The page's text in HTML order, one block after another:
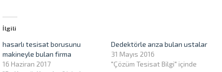
İlgili
hasarlı tesisat borusunu
makineyle bulan firma
16 Haziran 2017
Dedektörle arıza bulan ustalar
31 Mayıs 2016
"Çözüm Tesisat Bilgi" içinde